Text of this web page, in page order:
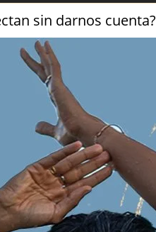
sin darnos cuenta?